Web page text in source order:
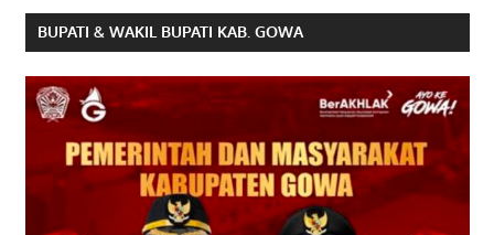
BUPATI & WAKIL BUPATI KAB. GOWA